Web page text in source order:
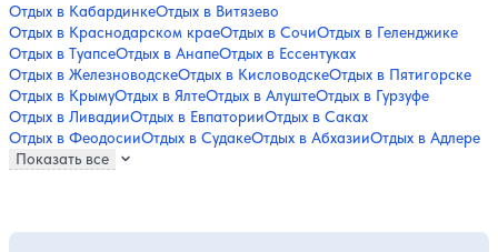
Отдых в КабардинкеОтдых в Витязево
Отдых в Краснодарском краеОтдых в СочиОтдых в Геленджике
Отдых в ТуапсеОтдых в АнапеОтдых в Ессентуках
Отдых в ЖелезноводскеОтдых в КисловодскеОтдых в Пятигорске
Отдых в КрымуОтдых в ЯлтеОтдых в АлуштеОтдых в Гурзуфе
Отдых в ЛивадииОтдых в ЕвпаторииОтдых в Саках
Отдых в ФеодосииОтдых в СудакеОтдых в АбхазииОтдых в Адлере
Показать все